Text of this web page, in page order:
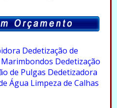
Dedetização de
Dedetização
de Pulgas Dedetizadora
Água Limpeza de Calhas